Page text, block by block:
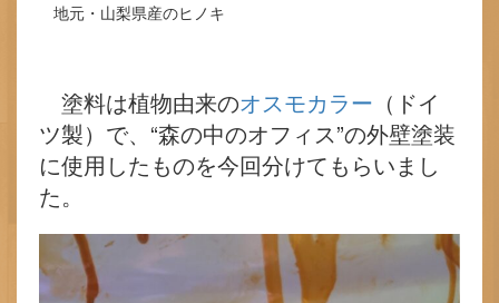
地元・山梨県産のヒノキ
塗料は植物由来のオスモカラー （ドイ
ツ製）で、“森の中のオフィス”の外壁塗装
に使用したものを今回分けてもらいまし
た。